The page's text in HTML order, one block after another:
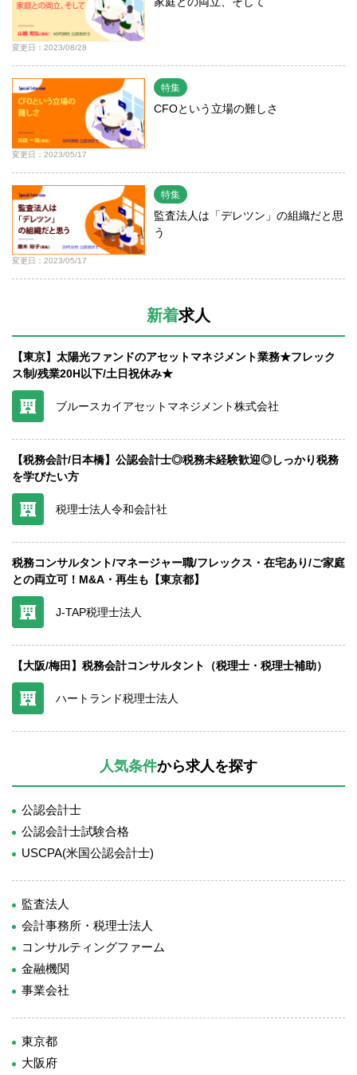
変更日：2023/08/28
変更日：2023/05/17
特集
CFOという立場の難しさ
変更日：2023/05/17
特集
監査法人は「デレツン」の組織だと思
う
新着求人
【東京】太陽光ファンドのアセットマネジメント業務★フレック
ス制/残業20H以下/土日祝休み★
ブルースカイアセットマネジメント株式会社
【税務会計/日本橋】公認会計士◎税務未経験歓迎◎しっかり税務
を学びたい方
税理士法人令和会計社
税務コンサルタント/マネージャー職/フレックス・在宅あり/ご家庭
との両立可！M&A・再生も【東京都】
J-TAP税理士法人
【大阪/梅田】税務会計コンサルタント（税理士・税理士補助）
ハートランド税理士法人
人気条件から求人を探す
公認会計士
公認会計士試験合格
USCPA(米国公認会計士)
監査法人
会計事務所・税理士法人
コンサルティングファーム
金融機関
事業会社
東京都
大阪府